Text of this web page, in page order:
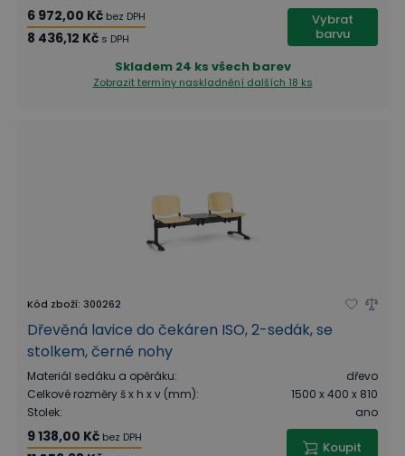
6 972,00 Kč bez DPH
8 436,12 Kč s DPH
Vybrat
barvu
Skladem 24 ks všech barev
Zobrazit termíny naskladnění dalších 18 ks
Kód zboží: 300262
Dřevěná lavice do čekáren ISO, 2-sedák, se
stolkem, černé nohy
Materiál sedáku a opěráku:
dřevo
Celkové rozměry š x h x v (mm):
1500 x 400 x 810
Stolek: ano
9 138,00 Kč bez DPH
Koupit